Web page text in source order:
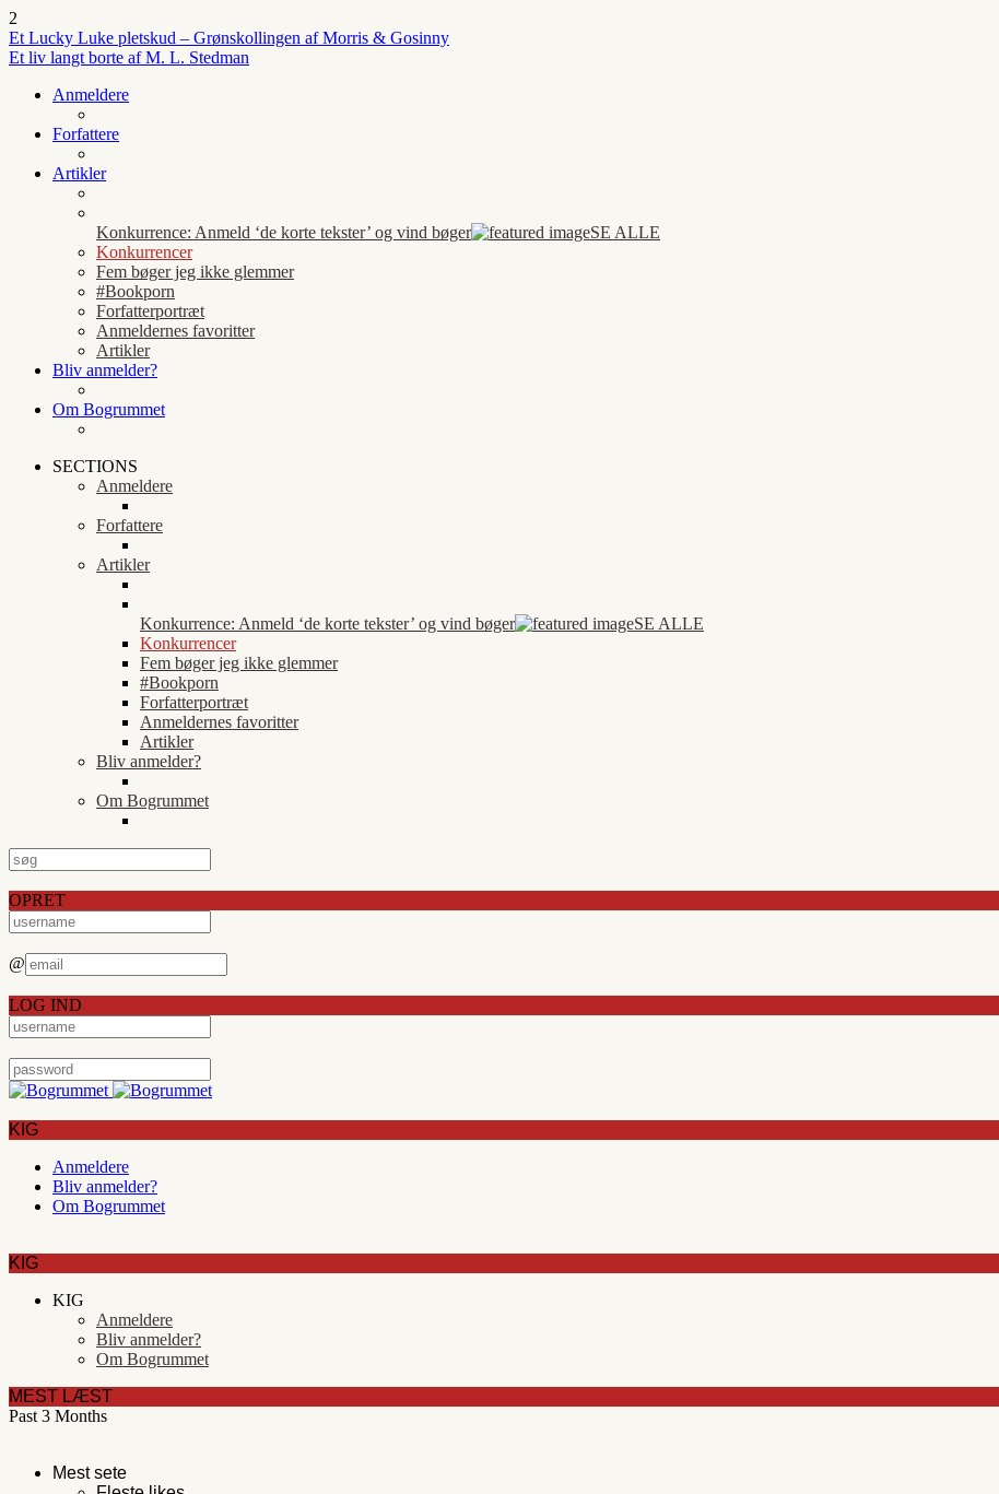
2
Et Lucky Luke pletskud – Grønskollingen af Morris & Gosinny
Et liv langt borte af M. L. Stedman
Anmeldere
Forfattere
Artikler
Konkurrence: Anmeld ‘de korte tekster’ og vind bøger
SE ALLE
Konkurrencer
Fem bøger jeg ikke glemmer
#Bookporn
Forfatterportræt
Anmeldernes favoritter
Artikler
Bliv anmelder?
Om Bogrummet
SECTIONS
Anmeldere
Forfattere
Artikler
Konkurrence: Anmeld ‘de korte tekster’ og vind bøger
SE ALLE
Konkurrencer
Fem bøger jeg ikke glemmer
#Bookporn
Forfatterportræt
Anmeldernes favoritter
Artikler
Bliv anmelder?
Om Bogrummet
OPRET
@
LOG IND
KIG
Anmeldere
Bliv anmelder?
Om Bogrummet
KIG
KIG
Anmeldere
Bliv anmelder?
Om Bogrummet
MEST LÆST
Past 3 Months
Mest sete